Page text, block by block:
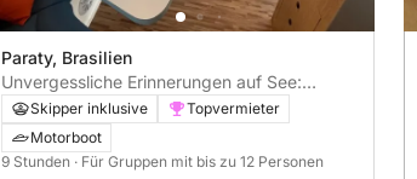
Paraty, Brasilien
Unvergessliche Erinnerungen auf See:
Verbringen Sie 9 Stunden mit der Erkundung
von Paraty.
Skipper inklusive
Topvermieter
Motorboot
9 Stunden · Für Gruppen mit bis zu 12 Personen